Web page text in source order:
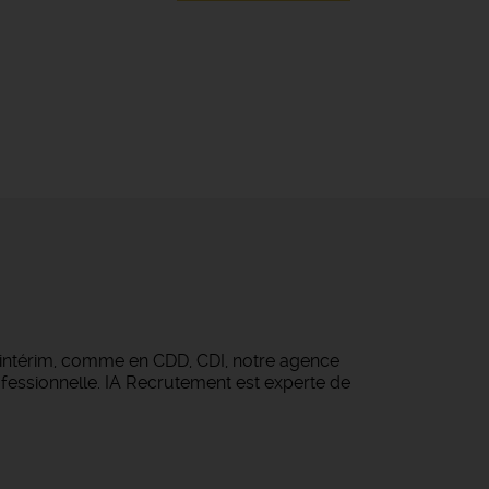
comme en CDD, CDI, notre agence
IA Recrutement est experte de